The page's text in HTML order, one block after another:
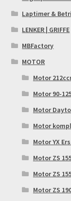
Reset Password
Shop
Sign Up
Términos y
Versandarten
Warenkorb
Laptimer &
LENKER | GRIFFE
MBFactory
MOTOR
Motor
Motor 90-
Motor
Motor
Motor YX
Motor ZS
Motor ZS
Motor ZS